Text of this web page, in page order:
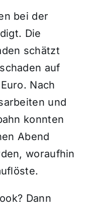
bei der
Die
schätzt
auf
Nach
und
konnten
Abend
woraufhin
Dann